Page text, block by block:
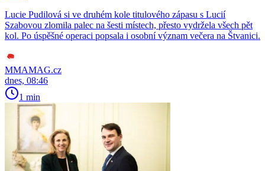
Lucie Pudilová si ve druhém kole titulového zápasu s Lucií
Szabovou zlomila palec na šesti místech, přesto vydržela všech pět
kol. Po úspěšné operaci popsala i osobní význam večera na Štvanici.
MMAMAG.cz
dnes, 08:46
1 min